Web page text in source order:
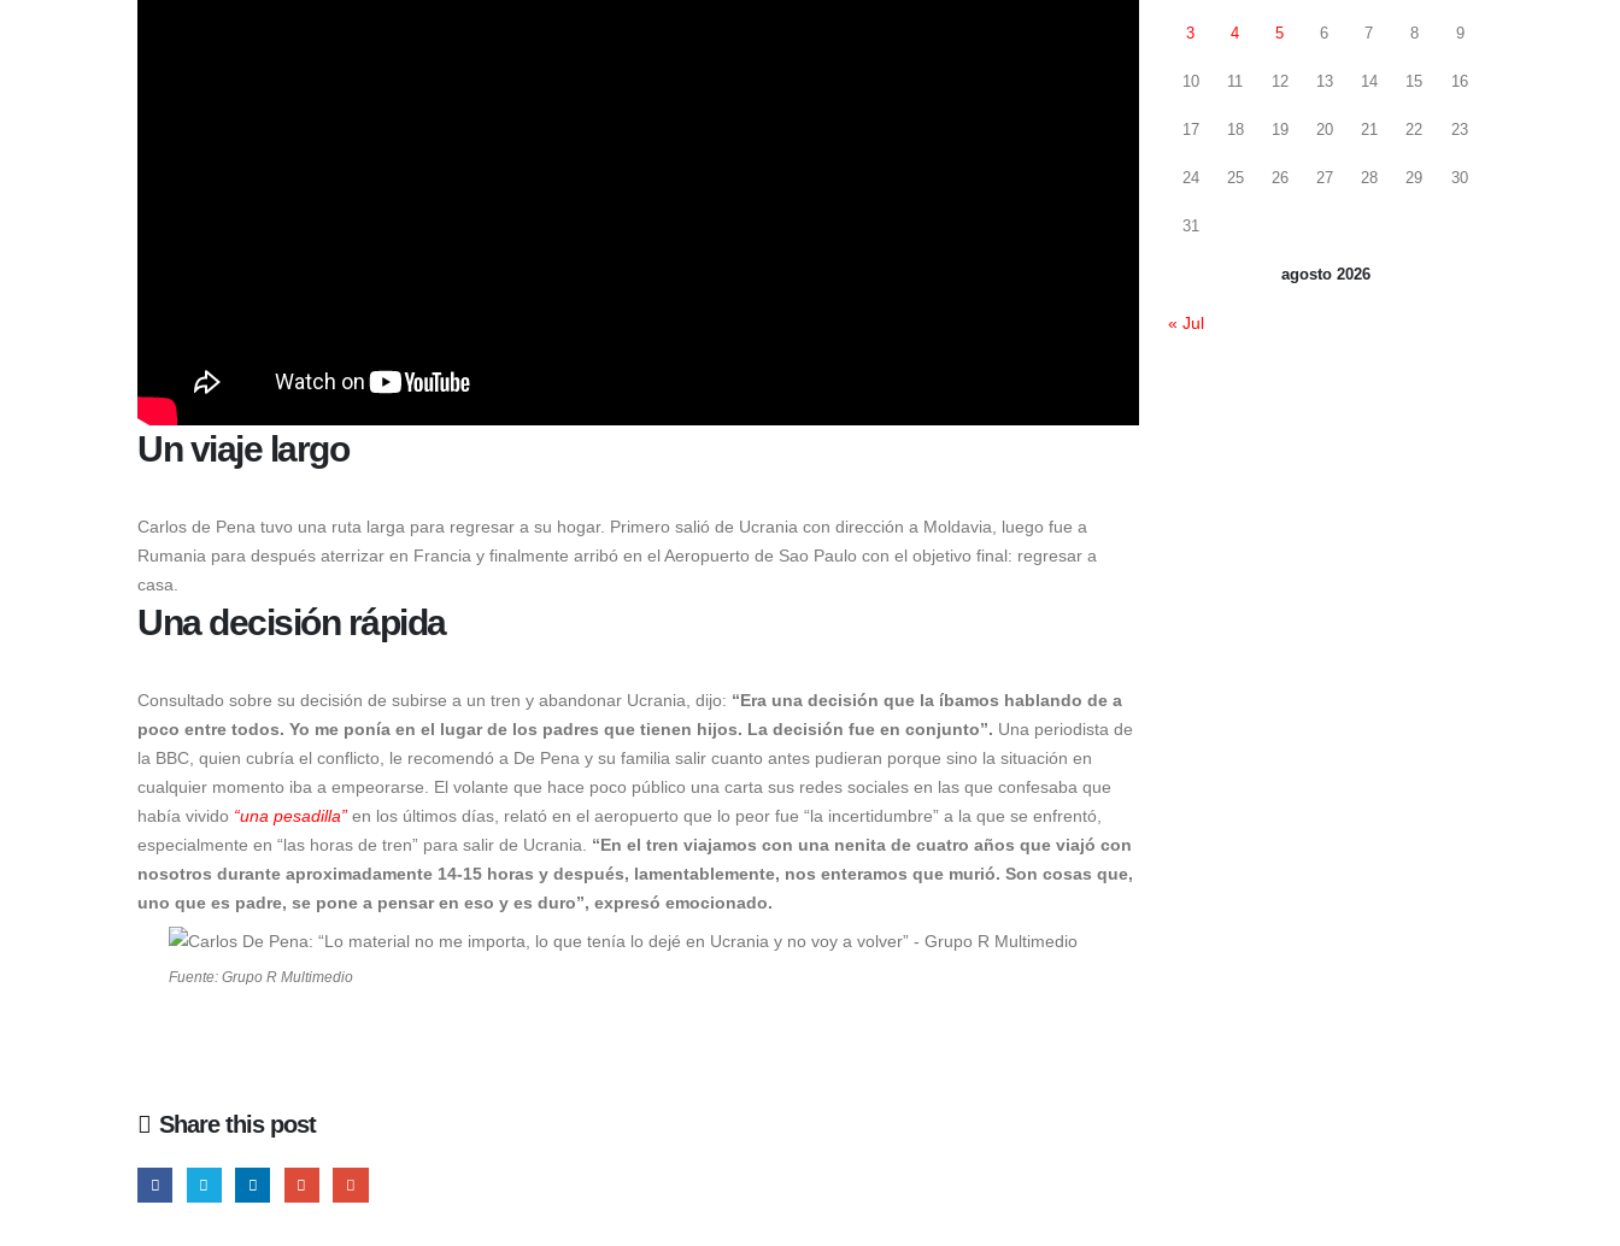
Un viaje largo
Carlos de Pena tuvo una ruta larga para regresar a su hogar. Primero salió de Ucrania con dirección a Moldavia, luego fue a
Rumania para después aterrizar en Francia y finalmente arribó en el Aeropuerto de Sao Paulo con el objetivo final: regresar a
casa.
Una decisión rápida
Consultado sobre su decisión de subirse a un tren y abandonar Ucrania, dijo: “Era una decisión que la íbamos hablando de a
poco entre todos. Yo me ponía en el lugar de los padres que tienen hijos. La decisión fue en conjunto”. Una periodista de
la BBC , quien cubría el conflicto, le recomendó a De Pena y su familia salir cuanto antes pudieran porque sino la situación en
cualquier momento iba a empeorarse. El volante que hace poco público una carta sus redes sociales en las que confesaba que
había vivido “una pesadilla” en los últimos días, relató en el aeropuerto que lo peor fue “la incertidumbre” a la que se enfrentó,
especialmente en “las horas de tren” para salir de Ucrania. “En el tren viajamos con una nenita de cuatro años que viajó con
nosotros durante aproximadamente 14-15 horas y después, lamentablemente, nos enteramos que murió. Son cosas que,
uno que es padre, se pone a pensar en eso y es duro”, expresó emocionado.
Fuente: Grupo R Multimedio
Share this post
agosto 2026
3 4 5 6 7 8 9
10 11 12 13 14 15 16
17 18 19 20 21 22 23
24 25 26 27 28 29 30
31
« Jul